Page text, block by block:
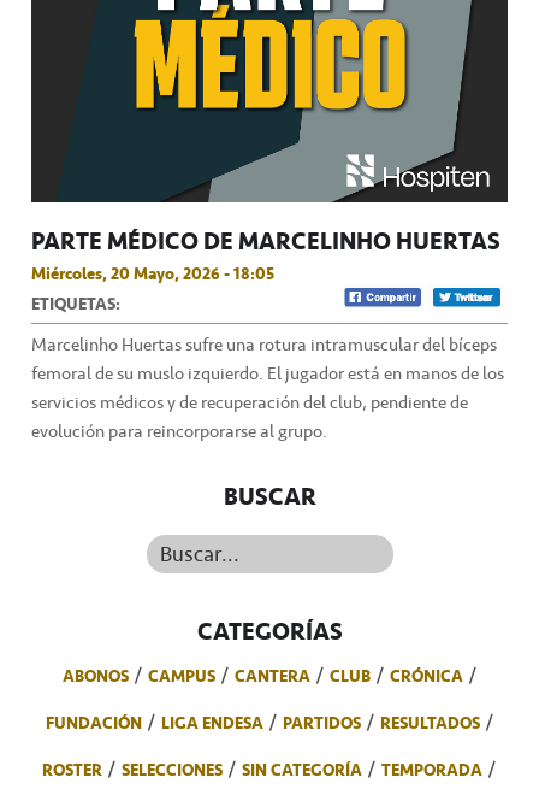
PARTE MÉDICO DE MARCELINHO HUERTAS
Miércoles, 20 Mayo, 2026 - 18:05
ETIQUETAS:
Marcelinho Huertas sufre una rotura intramuscular del bíceps
femoral de su muslo izquierdo. El jugador está en manos de los
servicios médicos y de recuperación del club, pendiente de
evolución para reincorporarse al grupo.
BUSCAR
Buscar...
CATEGORÍAS
ABONOS CAMPUS CANTERA CLUB
CRÓNICA
FUNDACIÓN
LIGA ENDESA PARTIDOS
RESULTADOS
ROSTER
SELECCIONES SIN CATEGORÍA
TEMPORADA